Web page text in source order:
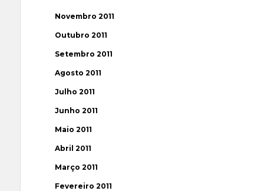
Novembro 2011
Outubro 2011
Setembro 2011
Agosto 2011
Julho 2011
Junho 2011
Maio 2011
Abril 2011
Março 2011
Fevereiro 2011